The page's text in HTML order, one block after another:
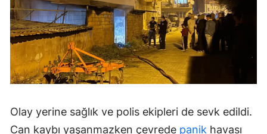
Olay yerine sağlık ve polis ekipleri de sevk edildi.
Can kaybı yaşanmazken çevrede panik havası